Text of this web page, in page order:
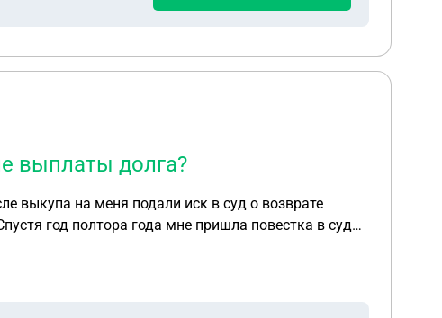
выплаты долга?
выкупа на меня подали иск в суд о возврате
год полтора года мне пришла повестка в суд